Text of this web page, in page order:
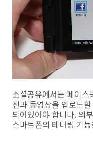
소셜공유에서는 페이
진과 동영상을 업로드
되어있어야 합니다. 외
스마트폰의 테더링 기